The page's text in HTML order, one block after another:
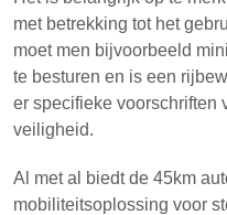
met betrekking tot het
moet men bijvoorbeeld
te besturen en is een
er specifieke voorschriften
veiligheid.
Al met al biedt de 45km
mobiliteitsoplossing voor